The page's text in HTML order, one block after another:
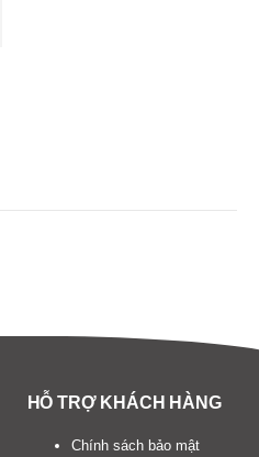
HỖ TRỢ KHÁCH HÀNG
Chính sách bảo mật